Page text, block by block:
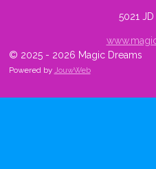
5021
© 2025 - 2026 Magic Dreams
Powered by JouwWeb